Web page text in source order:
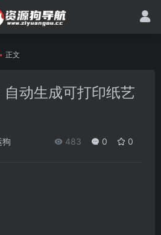
• 正文
自动生成可打印纸艺
狗 483 0 0